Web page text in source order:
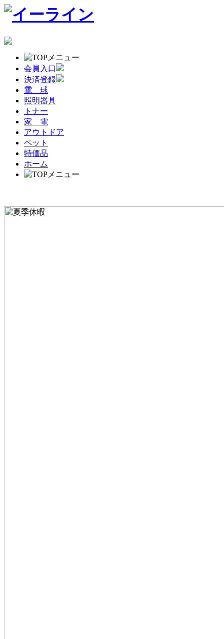
会員入口
決済登録
電 球
照明器具
トナー
家 電
アウトドア
ペット
特価品
ホーム